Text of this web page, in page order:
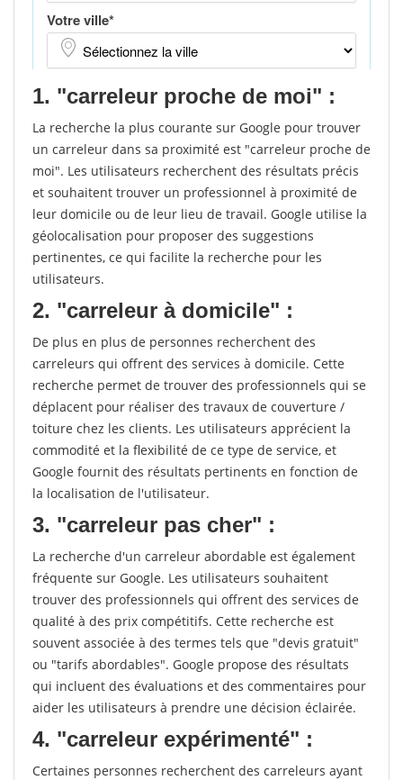
1. "carreleur proche de moi" :
La recherche la plus courante sur Google pour trouver
un carreleur dans sa proximité est "carreleur proche de
moi". Les utilisateurs recherchent des résultats précis
et souhaitent trouver un professionnel à proximité de
leur domicile ou de leur lieu de travail. Google utilise la
géolocalisation pour proposer des suggestions
pertinentes, ce qui facilite la recherche pour les
utilisateurs.
2. "carreleur à domicile" :
De plus en plus de personnes recherchent des
carreleurs qui offrent des services à domicile. Cette
recherche permet de trouver des professionnels qui se
déplacent pour réaliser des travaux de couverture /
toiture chez les clients. Les utilisateurs apprécient la
commodité et la flexibilité de ce type de service, et
Google fournit des résultats pertinents en fonction de
la localisation de l'utilisateur.
3. "carreleur pas cher" :
La recherche d'un carreleur abordable est également
fréquente sur Google. Les utilisateurs souhaitent
trouver des professionnels qui offrent des services de
qualité à des prix compétitifs. Cette recherche est
souvent associée à des termes tels que "devis gratuit"
ou "tarifs abordables". Google propose des résultats
qui incluent des évaluations et des commentaires pour
aider les utilisateurs à prendre une décision éclairée.
4. "carreleur expérimenté" :
Certaines personnes recherchent des carreleurs ayant